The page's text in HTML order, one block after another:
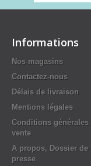
Informations
Nos magasins
Contactez-nous
Délais de livraison
Mentions légales
Conditions générales
vente
A propos, Dossier de
presse